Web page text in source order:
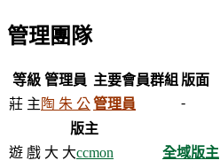
管理團隊
等級 管理員 主要會員群組 版面
莊 主陶 朱 公管理員
-
版主
遊 戲 大 大ccmon 全域版主